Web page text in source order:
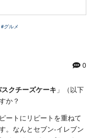
#グルメ
0
クチーズケーキ 」（以下
か？
ートにリピートを重ねて
。なんとセブン-イレブン